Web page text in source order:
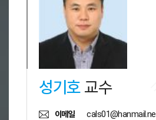
성기호교수
이메일